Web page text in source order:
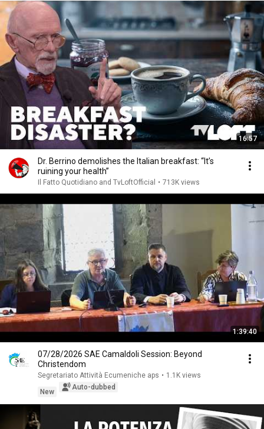
16:57
Dr. Berrino demolishes the Italian breakfast: “It’s
ruining your health”
Il Fatto Quotidiano and TvLoftOfficial • 713K views
1:39:40
07/28/2026 SAE Camaldoli Session: Beyond
Christendom
Segretariato Attività Ecumeniche aps • 1.1K views
New
Auto-dubbed